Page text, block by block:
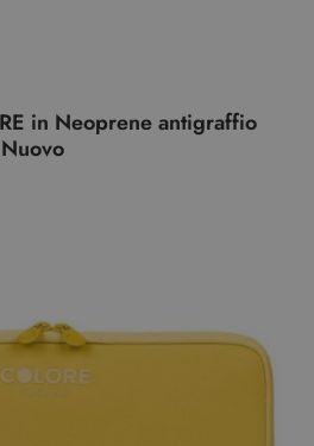
in Neoprene antigraffio